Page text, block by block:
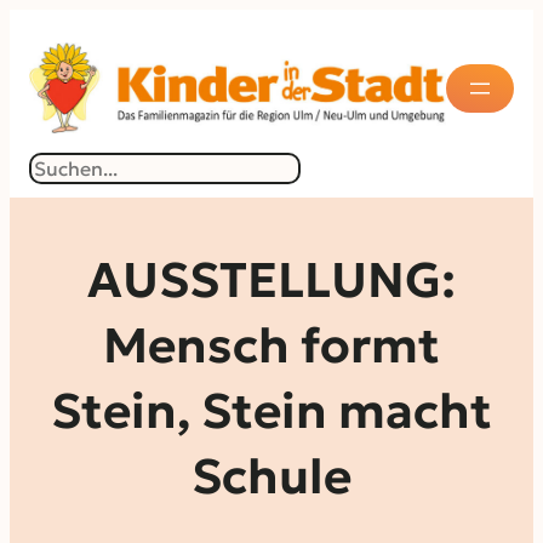
Inhalt
springen
Suchen
AUSSTELLUNG:
Mensch formt
Stein, Stein macht
Schule